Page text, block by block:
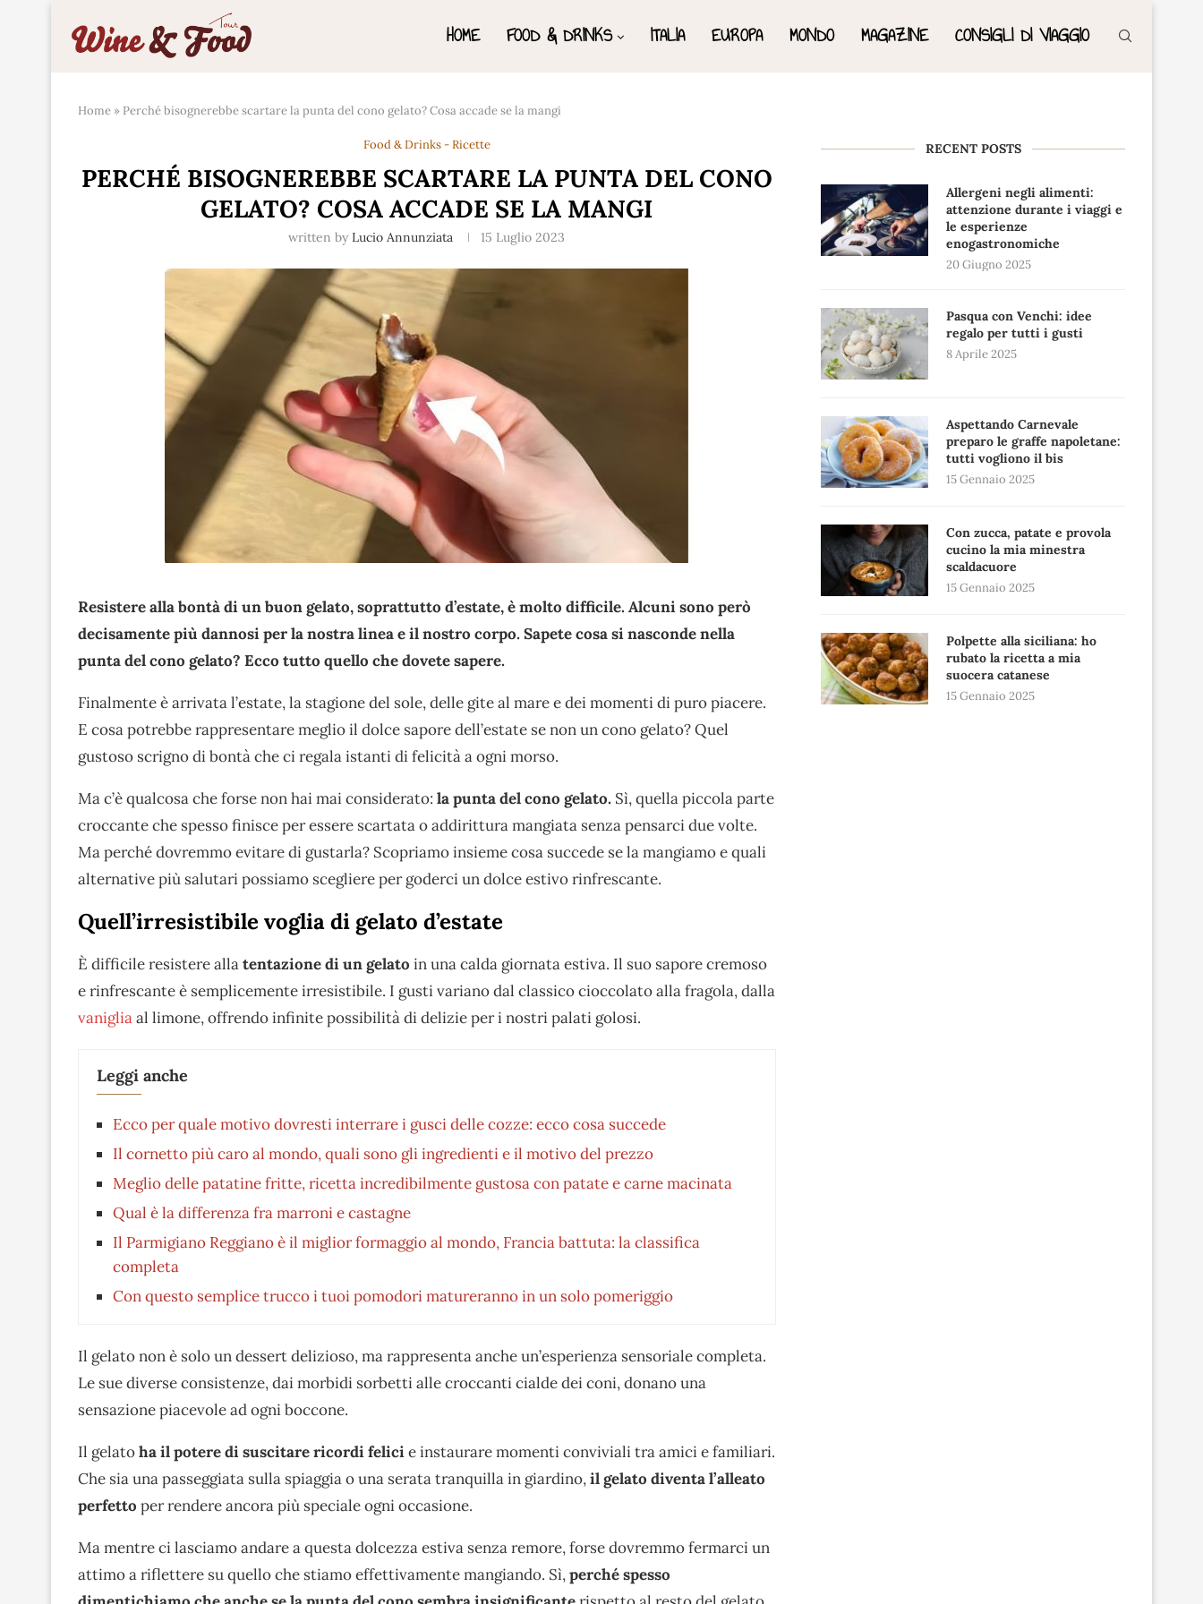
HOME FOOD & DRINKS ITALIA EUROPA MONDO MAGAZINE CONSIGLI DI VIAGGIO
Home » Perché bisognerebbe scartare la punta del cono gelato? Cosa accade se la mangi
Food & Drinks - Ricette
PERCHÉ BISOGNEREBBE SCARTARE LA PUNTA DEL CONO
GELATO? COSA ACCADE SE LA MANGI
written byLucio Annunziata 15 Luglio 2023
Resistere alla bontà di un buon gelato, soprattutto d’estate, è molto difficile. Alcuni sono però
decisamente più dannosi per la nostra linea e il nostro corpo. Sapete cosa si nasconde nella
punta del cono gelato? Ecco tutto quello che dovete sapere.
Finalmente è arrivata l’estate, la stagione del sole, delle gite al mare e dei momenti di puro piacere.
E cosa potrebbe rappresentare meglio il dolce sapore dell’estate se non un cono gelato? Quel
gustoso scrigno di bontà che ci regala istanti di felicità a ogni morso.
Ma c’è qualcosa che forse non hai mai considerato: la punta del cono gelato. Sì, quella piccola parte
croccante che spesso finisce per essere scartata o addirittura mangiata senza pensarci due volte.
Ma perché dovremmo evitare di gustarla? Scopriamo insieme cosa succede se la mangiamo e quali
alternative più salutari possiamo scegliere per goderci un dolce estivo rinfrescante.
Quell’irresistibile voglia di gelato d’estate
È difficile resistere allatentazione di un gelato in una calda giornata estiva. Il suo sapore cremoso
e rinfrescante è semplicemente irresistibile. I gusti variano dal classico cioccolato alla fragola, dalla
vanigliaal limone, offrendo infinite possibilità di delizie per i nostri palati golosi.
Leggi anche
Ecco per quale motivo dovresti interrare i gusci delle cozze: ecco cosa succede
Il cornetto più caro al mondo, quali sono gli ingredienti e il motivo del prezzo
Meglio delle patatine fritte, ricetta incredibilmente gustosa con patate e carne macinata
Qual è la differenza fra marroni e castagne
Il Parmigiano Reggiano è il miglior formaggio al mondo, Francia battuta: la classifica
completa
Con questo semplice trucco i tuoi pomodori matureranno in un solo pomeriggio
Il gelato non è solo un dessert delizioso, ma rappresenta anche un’esperienza sensoriale completa.
Le sue diverse consistenze, dai morbidi sorbetti alle croccanti cialde dei coni, donano una
sensazione piacevole ad ogni boccone.
Il gelatoha il potere di suscitare ricordi felicie instaurare momenti conviviali tra amici e familiari.
Che sia una passeggiata sulla spiaggia o una serata tranquilla in giardino,il gelato diventa l’alleato
perfetto per rendere ancora più speciale ogni occasione.
Ma mentre ci lasciamo andare a questa dolcezza estiva senza remore, forse dovremmo fermarci un
attimo a riflettere su quello che stiamo effettivamente mangiando. Sì,perché spesso
RECENT POSTS
Allergeni negli alimenti:
attenzione durante i viaggi e
le esperienze
enogastronomiche
20 Giugno 2025
Pasqua con Venchi: idee
regalo per tutti i gusti
8 Aprile 2025
Aspettando Carnevale
preparo le graffe napoletane:
tutti vogliono il bis
15 Gennaio 2025
Con zucca, patate e provola
cucino la mia minestra
scaldacuore
15 Gennaio 2025
Polpette alla siciliana: ho
rubato la ricetta a mia
suocera catanese
15 Gennaio 2025